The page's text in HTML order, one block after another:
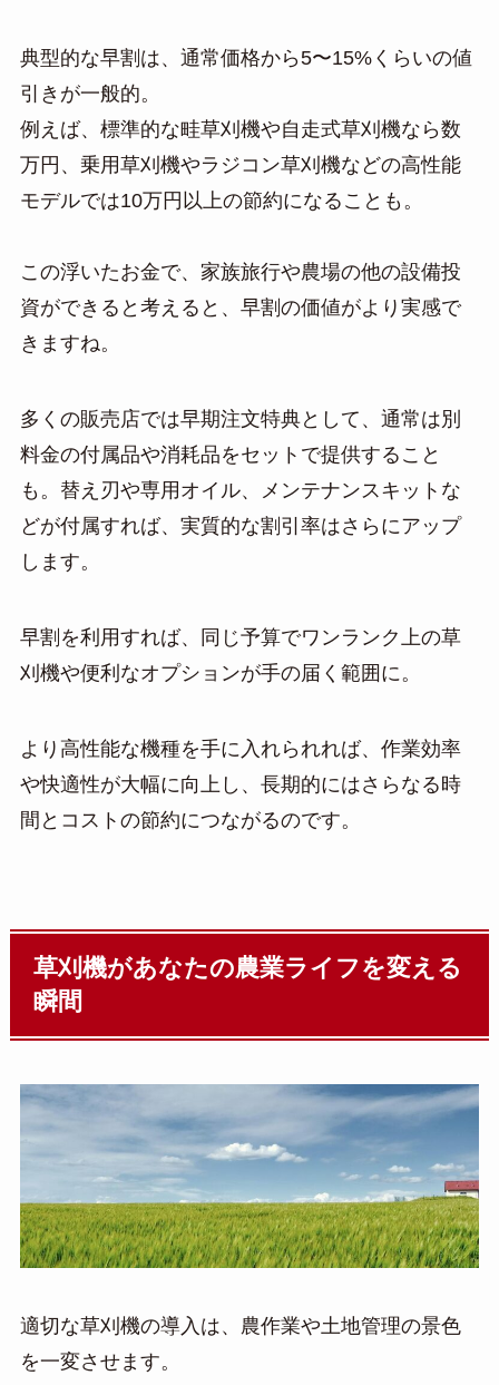
典型的な早割は、通常価格から5〜15%くらいの値
引きが一般的。
例えば、標準的な畦草刈機や自走式草刈機なら数
万円、乗用草刈機やラジコン草刈機などの高性能
モデルでは10万円以上の節約になることも。
この浮いたお金で、家族旅行や農場の他の設備投
資ができると考えると、早割の価値がより実感で
きますね。
多くの販売店では早期注文特典として、通常は別
料金の付属品や消耗品をセットで提供すること
も。替え刃や専用オイル、メンテナンスキットな
どが付属すれば、実質的な割引率はさらにアップ
します。
早割を利用すれば、同じ予算でワンランク上の草
刈機や便利なオプションが手の届く範囲に。
より高性能な機種を手に入れられれば、作業効率
や快適性が大幅に向上し、長期的にはさらなる時
間とコストの節約につながるのです。
草刈機があなたの農業ライフを変える
瞬間
適切な草刈機の導入は、農作業や土地管理の景色
を一変させます。